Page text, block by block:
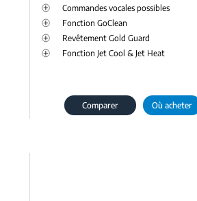
Commandes vocales possibles
Fonction GoClean
Revêtement Gold Guard
Fonction Jet Cool & Jet Heat
Comparer Où acheter